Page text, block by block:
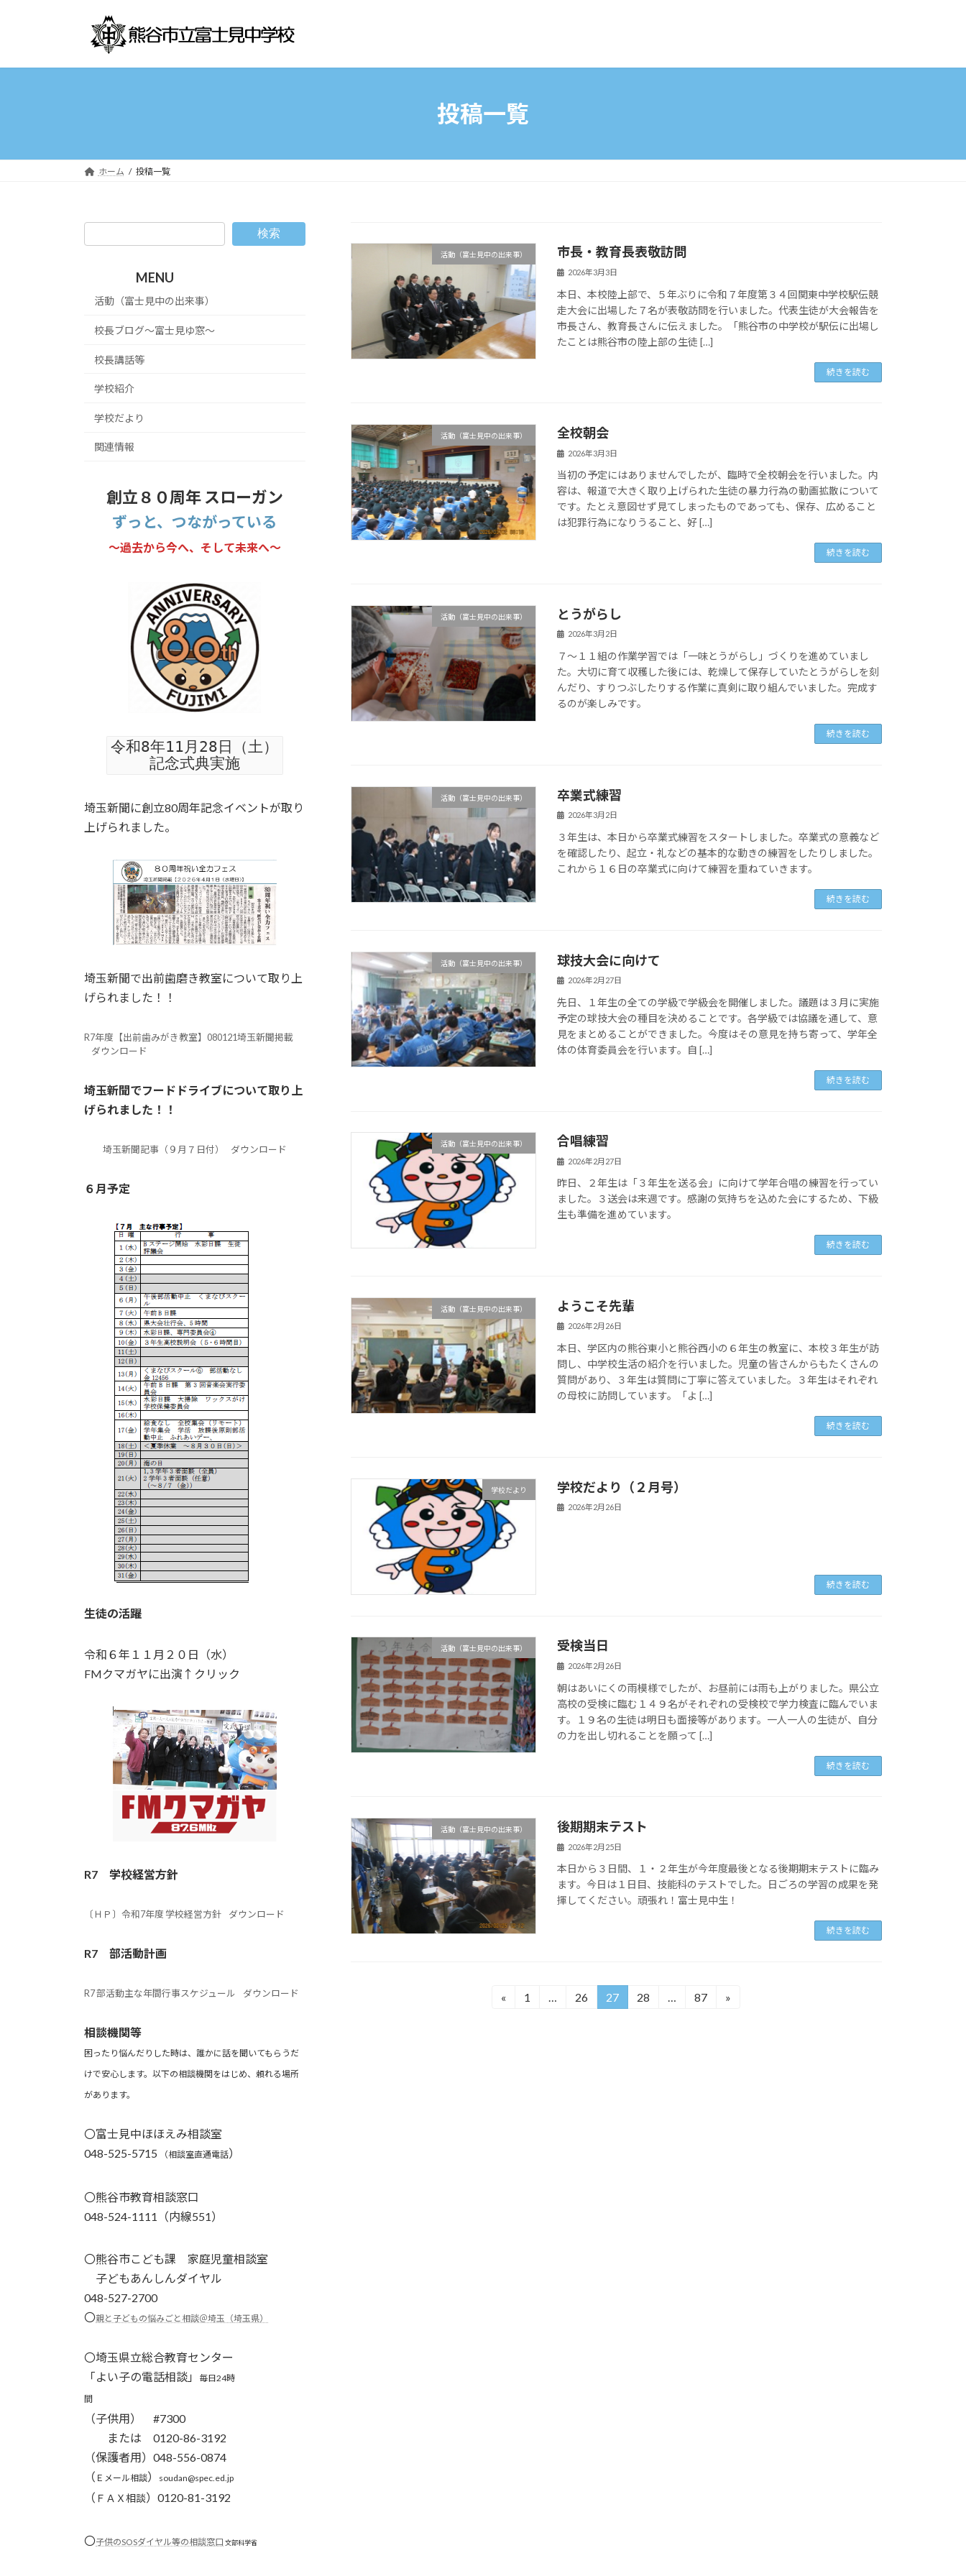
プ
動
投稿一覧
ホーム 投稿一覧
活動（富士見中の出来事） 市長・教育長表敬訪問
2026年3月3日
本日、本校陸上部で、５年ぶりに令和７年度第３４回関東中学校駅伝競
走大会に出場した７名が表敬訪問を行いました。代表生徒が大会報告を
市長さん、教育長さんに伝えました。「熊谷市の中学校が駅伝に出場し
たことは熊谷市の陸上部の生徒 […]
続きを読む
活動（富士見中の出来事） 全校朝会
2026年3月3日
当初の予定にはありませんでしたが、臨時で全校朝会を行いました。内
容は、報道で大きく取り上げられた生徒の暴力行為の動画拡散について
です。たとえ意図せず見てしまったものであっても、保存、広めること
は犯罪行為になりうること、好 […]
続きを読む
活動（富士見中の出来事） とうがらし
2026年3月2日
７～１１組の作業学習では「一味とうがらし」づくりを進めていまし
た。大切に育て収穫した後には、乾燥して保存していたとうがらしを刻
んだり、すりつぶしたりする作業に真剣に取り組んでいました。完成す
るのが楽しみです。
続きを読む
活動（富士見中の出来事） 卒業式練習
2026年3月2日
３年生は、本日から卒業式練習をスタートしました。卒業式の意義など
を確認したり、起立・礼などの基本的な動きの練習をしたりしました。
これから１６日の卒業式に向けて練習を重ねていきます。
続きを読む
活動（富士見中の出来事） 球技大会に向けて
2026年2月27日
先日、１年生の全ての学級で学級会を開催しました。議題は３月に実施
予定の球技大会の種目を決めることです。各学級では協議を通して、意
見をまとめることができました。今度はその意見を持ち寄って、学年全
体の体育委員会を行います。自 […]
続きを読む
活動（富士見中の出来事） 合唱練習
2026年2月27日
昨日、２年生は「３年生を送る会」に向けて学年合唱の練習を行ってい
ました。３送会は来週です。感謝の気持ちを込めた会にするため、下級
生も準備を進めています。
続きを読む
活動（富士見中の出来事） ようこそ先輩
2026年2月26日
本日、学区内の熊谷東小と熊谷西小の６年生の教室に、本校３年生が訪
問し、中学校生活の紹介を行いました。児童の皆さんからもたくさんの
質問があり、３年生は質問に丁寧に答えていました。３年生はそれぞれ
の母校に訪問しています。「よ […]
続きを読む
学校だより 学校だより（２月号）
2026年2月26日
続きを読む
活動（富士見中の出来事） 受検当日
2026年2月26日
朝はあいにくの雨模様でしたが、お昼前には雨も上がりました。県公立
高校の受検に臨む１４９名がそれぞれの受検校で学力検査に臨んでいま
す。１９名の生徒は明日も面接等があります。一人一人の生徒が、自分
の力を出し切れることを願って […]
続きを読む
活動（富士見中の出来事） 後期期末テスト
2026年2月25日
本日から３日間、１・２年生が今年度最後となる後期期末テストに臨み
ます。今日は１日目、技能科のテストでした。日ごろの学習の成果を発
揮してください。頑張れ！富士見中生！
続きを読む
«
固
1 …
固
26
固
27
固
28 …
固
87 »
検索
MENU
活動（富士見中の出来事）
校長ブログ～富士見ゆ窓～
校長講話等
学校紹介
学校だより
関連情報
創立８０周年 スローガン
ずっと、つながっている
～過去から今へ、そして未来へ～
令和8年11月28日（土）
記念式典実施
埼玉新聞に創立80周年記念イベントが取り
上げられました。
埼玉新聞で出前歯磨き教室について取り上
げられました！！
R7年度【出前歯みがき教室】080121埼玉新聞掲載
ダウンロード
埼玉新聞でフードドライブについて取り上
げられました！！
埼玉新聞記事（９月７日付） ダウンロード
６月予定
生徒の活躍
令和６年１１月２０日（水）
FMクマガヤに出演↑クリック
R7 学校経営方針
〔ＨＰ〕令和7年度 学校経営方針 ダウンロード
R7 部活動計画
R7 部活動主な年間行事スケジュール ダウンロード
相談機関等
困ったり悩んだりした時は、誰かに話を聞いてもらうだ
けで安心します。以下の相談機関をはじめ、頼れる場所
があります。
〇富士見中ほほえみ相談室
048-525-5715
（相談室直通電話）
〇熊谷市教育相談窓口
048-524-1111（内線551）
〇熊谷市こども課 家庭児童相談室
子どもあんしんダイヤル
048-527-2700
〇親と子どもの悩みごと相談＠埼玉（埼玉県）
〇埼玉県立総合教育センター
「よい子の電話相談」
毎日24時
間
（子供用） #7300
または 0120-86-3192
（保護者用）048-556-0874
（ Ｅメール相談） soudan@spec.ed.jp
（ ＦＡＸ相談）0120-81-3192
〇子供のSOSダイヤル等の相談窓口 文部科学省